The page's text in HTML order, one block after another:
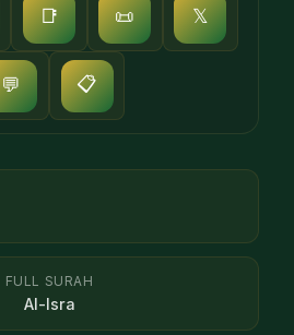
📑 📜 𝕏
💬 📋
FULL SURAH
Al-Isra